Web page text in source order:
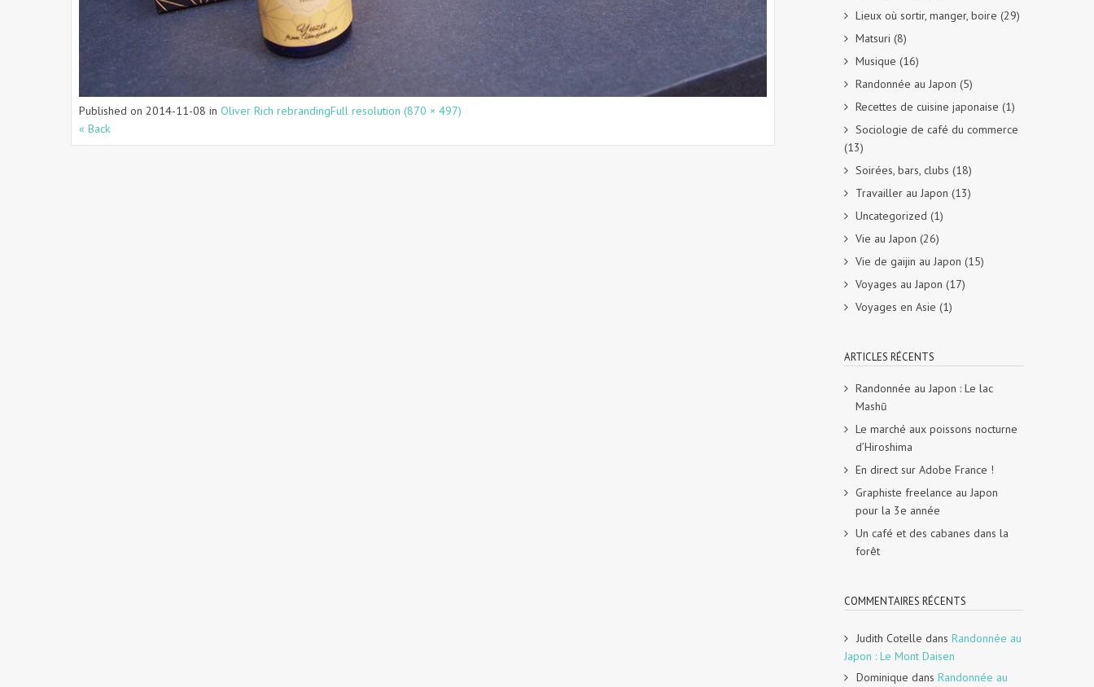
Published on 2014-11-08 in Oliver Rich rebrandingFull resolution (870 × 497)
« Back
Lieux où sortir, manger, boire (29)
Matsuri (8)
Musique (16)
Randonnée au Japon (5)
Recettes de cuisine japonaise (1)
Sociologie de café du commerce
(13)
Soirées, bars, clubs (18)
Travailler au Japon (13)
Uncategorized (1)
Vie au Japon (26)
Vie de gaijin au Japon (15)
Voyages au Japon (17)
Voyages en Asie (1)
ARTICLES RÉCENTS
Randonnée au Japon : Le lac
Mashū
Le marché aux poissons nocturne
d’Hiroshima
En direct sur Adobe France !
Graphiste freelance au Japon
pour la 3e année
Un café et des cabanes dans la
forêt
COMMENTAIRES RÉCENTS
Judith Cotelle dans Randonnée au
Japon : Le Mont Daisen
Dominique dans Randonnée au